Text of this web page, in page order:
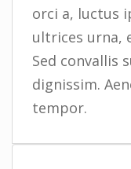
orci a, luctus
ultrices urna,
Sed convallis
dignissim.
tempor.